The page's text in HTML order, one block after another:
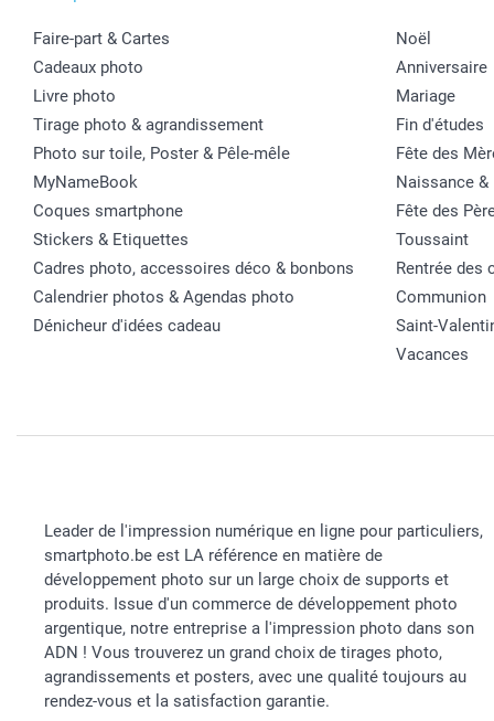
Faire-part & Cartes
Cadeaux photo
Livre photo
Tirage photo & agrandissement
Photo sur toile, Poster & Pêle-mêle
MyNameBook
Coques smartphone
Stickers & Etiquettes
Cadres photo, accessoires déco & bonbons
Calendrier photos & Agendas photo
Dénicheur d'idées cadeau
Noël
Anniversaire
Mariage
Fin d'études
Fête des
Naissance &
Fête des
Toussaint
Rentrée des
Communion
Saint-
Vacances
Leader de l'impression numérique en ligne pour particuliers,
smartphoto.be est LA référence en matière de
développement photo sur un large choix de supports et
produits. Issue d'un commerce de développement photo
argentique, notre entreprise a l'impression photo dans son
ADN ! Vous trouverez un grand choix de tirages photo,
agrandissements et posters, avec une qualité toujours au
rendez-vous et la satisfaction garantie.